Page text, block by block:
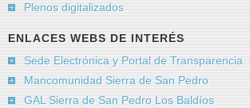
Plenos digitalizados
ENLACES WEBS DE INTERÉS
Sede Electrónica y Portal de Transparencia
Mancomunidad Sierra de San Pedro
GAL Sierra de San Pedro Los Baldíos